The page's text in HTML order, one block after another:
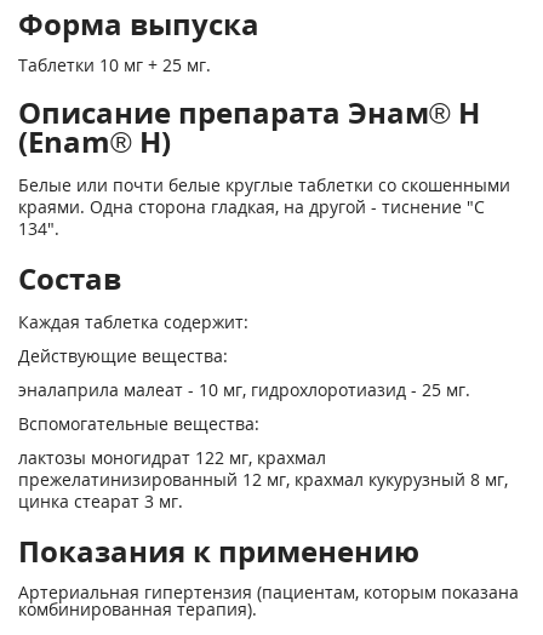
Форма выпуска
Таблетки 10 мг + 25 мг.
Описание препарата Энам® Н
(Enam® H)
Белые или почти белые круглые таблетки со скошенными
краями. Одна сторона гладкая, на другой - тиснение "С
134".
Состав
Каждая таблетка содержит:
Действующие вещества:
эналаприла малеат - 10 мг, гидрохлоротиазид - 25 мг.
Вспомогательные вещества:
лактозы моногидрат 122 мг, крахмал
прежелатинизированный 12 мг, крахмал кукурузный 8 мг,
цинка стеарат 3 мг.
Показания к применению
Артериальная гипертензия (пациентам, которым показана
комбинированная терапия).